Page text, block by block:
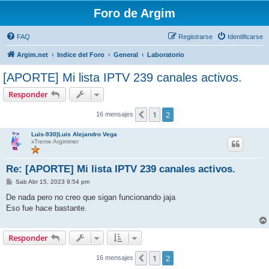
Foro de Argim
FAQ Identificarse
Registrarse
Argim.net Indice del Foro General Laboratorio
[APORTE] Mi lista IPTV 239 canales activos.
Responder
16 mensajes Anterior
1 2
Luis-930|Luis Alejandro Vega
xTreme Argimmer
Re: [APORTE] Mi lista IPTV 239 canales activos.
M
n
a
Sab Abr 15, 2023 9:54 pm
De nada pero no creo que sigan funcionando jaja
Eso fue hace bastante.
Responder
16 mensajes Anterior
1 2